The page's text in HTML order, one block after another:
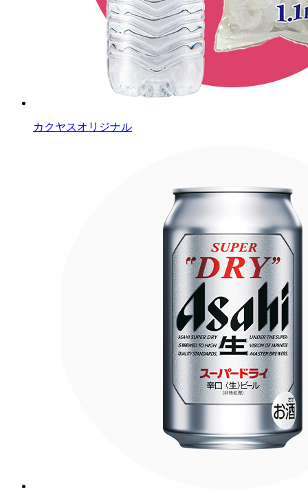
カクヤスオリジナル